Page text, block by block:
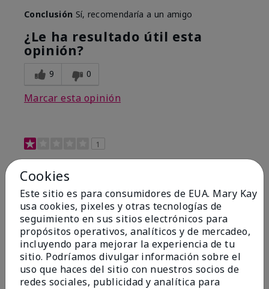
Conclusión Sí, recomendaría a un amigo
¿Le ha resultado útil esta
opinión?
9 0
Marcar esta opinión
1
Not a favorite
EnviadoHace 9 meses
por Bette B.
deGreen Valley
Comprador verificado
Evaluado en
marykay.com/en-us/
Comentarios sobre Mary Kay Chromafusion®
Cookies
Este sitio es para consumidores de EUA. Mary Kay
usa cookies, pixeles y otras tecnologías de
seguimiento en sus sitios electrónicos para
propósitos operativos, analíticos y de mercadeo,
incluyendo para mejorar la experiencia de tu
sitio. Podríamos divulgar información sobre el
uso que haces del sitio con nuestros socios de
redes sociales, publicidad y analítica para